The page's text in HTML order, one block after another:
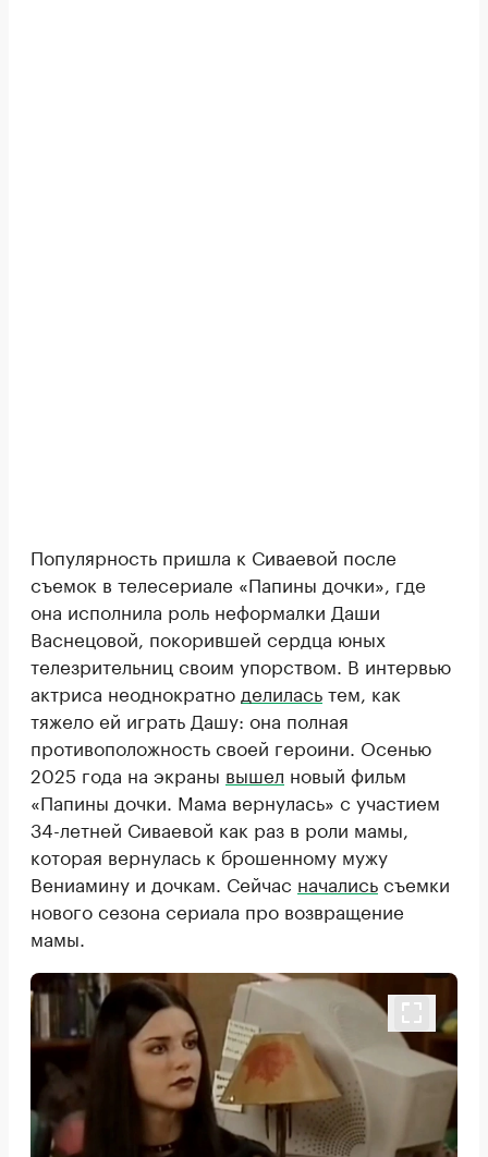
Популярность пришла к Сиваевой после
съемок в телесериале «Папины дочки», где
она исполнила роль неформалки Даши
Васнецовой, покорившей сердца юных
телезрительниц своим упорством. В интервью
актриса неоднократно делиласьтем, как
тяжело ей играть Дашу: она полная
противоположность своей героини. Осенью
2025 года на экраны вышел новый фильм
«Папины дочки. Мама вернулась» с участием
34-летней Сиваевой как раз в роли мамы,
которая вернулась к брошенному мужу
Вениамину и дочкам. Сейчас началисьсъемки
нового сезона сериала про возвращение
мамы.